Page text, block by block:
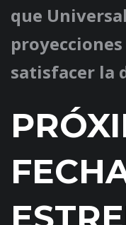
que
satisfacer la